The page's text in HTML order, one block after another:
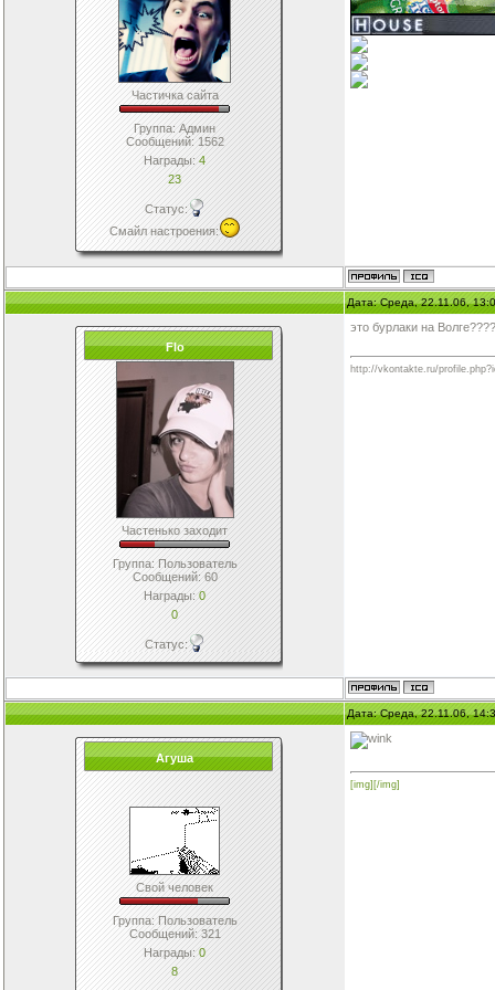
Частичка сайта
Группа: Админ
Сообщений:1562
Награды:4
23
Статус:
Смайл настроения:
Дата: Среда, 22.11.06,
Flo
Частенько заходит
Группа: Пользователь
Сообщений:60
Награды:0
0
Статус:
это бурлаки на Волге????
http://vkontakte.ru/
Дата: Среда, 22.11.06,
Агуша
Свой человек
Группа: Пользователь
Сообщений:321
Награды:0
8
[img][/img]